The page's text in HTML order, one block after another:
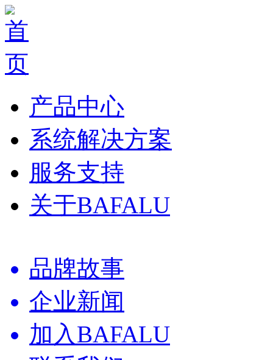
产品中心
系统解决方案
服务支持
关于BAFALU
品牌故事
企业新闻
加入BAFALU